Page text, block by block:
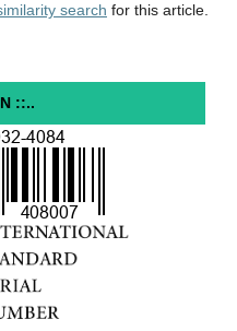
search for this article.
::..